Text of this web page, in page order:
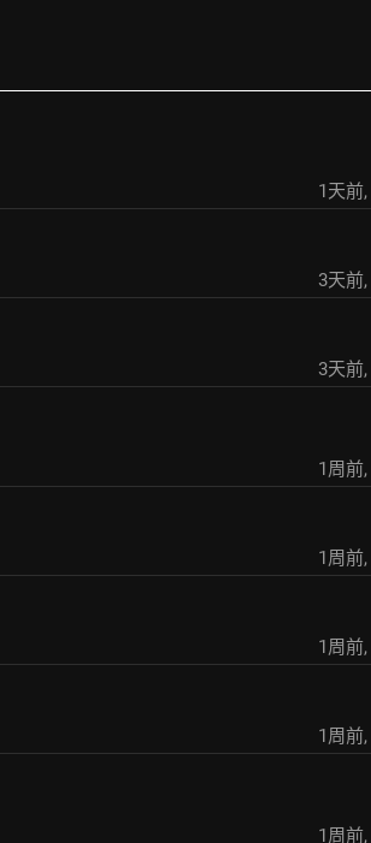
1天前,
3天前,
3天前,
1周前,
1周前,
1周前,
1周前,
1周前,